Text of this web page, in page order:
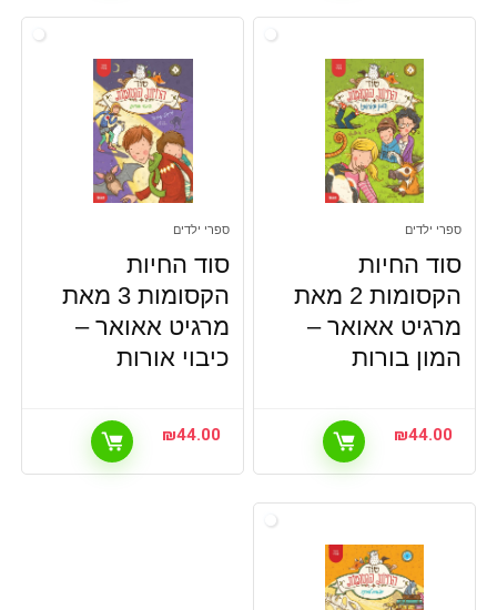
ספרי ילדים
סוד החיות
הקסומות 2 מאת
מרגיט אאואר –
המון בורות
₪44.00
ספרי ילדים
סוד החיות
הקסומות 3 מאת
מרגיט אאואר –
כיבוי אורות
₪44.00